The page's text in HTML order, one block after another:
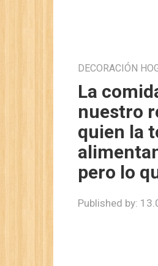
DECORACIÓN
La
nuestro
quien la
pero lo
Published by: